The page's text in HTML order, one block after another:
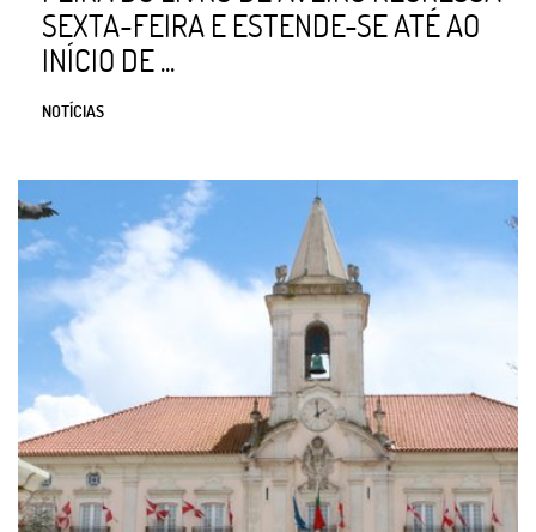
SEXTA-FEIRA E ESTENDE-SE ATÉ AO
INÍCIO DE ...
NOTÍCIAS